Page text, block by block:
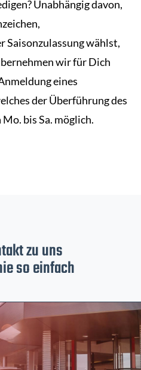
Unabhängig davon,
Saisonzulassung wählst,
wir für Dich
eines
der Überführung des
bis Sa. möglich.
zu uns
so einfach